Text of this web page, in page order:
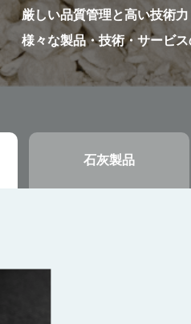
厳しい品質管理と高い技術
様々な製品・技術・サービ
石灰製品